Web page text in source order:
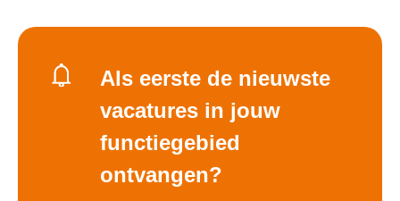
Als eerste de nieuwste
vacatures in jouw
functiegebied
ontvangen?